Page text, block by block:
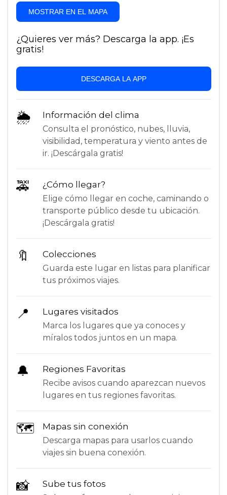
MOSTRAR EN EL MAPA
¿Quieres ver más? Descarga la app. ¡Es
gratis!
DESCARGA LA APP
🌦 Información del clima
Consulta el pronóstico, nubes, lluvia,
visibilidad, temperatura y viento antes de
ir. ¡Descárgala gratis!
🚕 ¿Cómo llegar?
Elige cómo llegar en coche, caminando o
transporte público desde tu ubicación.
¡Descárgala gratis!
🔖 Colecciones
Guarda este lugar en listas para planificar
tus próximos viajes.
📍 Lugares visitados
Marca los lugares que ya conoces y
míralos todos juntos en un mapa.
🔔 Regiones Favoritas
Recibe avisos cuando aparezcan nuevos
lugares en tus regiones favoritas.
🗺 Mapas sin conexión
Descarga mapas para usarlos cuando
viajes sin buena conexión.
📸 Sube tus fotos